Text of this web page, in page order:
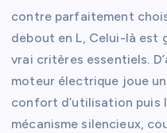
contre parfaitement
debout en L, Celui-là est
vrai critères essentiels.
moteur électrique joue
confort d’utilisation puis
mécanisme silencieux,